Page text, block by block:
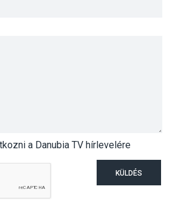
a Danubia TV hírlevelére
KÜLDÉS